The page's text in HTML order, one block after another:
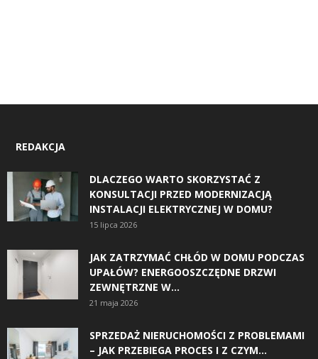
REDAKCJA
DLACZEGO WARTO SKORZYSTAĆ Z
KONSULTACJI PRZED MODERNIZACJĄ
INSTALACJI ELEKTRYCZNEJ W DOMU?
15 lipca 2026
JAK ZATRZYMAĆ CHŁÓD W DOMU PODCZAS
UPAŁÓW? ENERGOOSZCZĘDNE DRZWI
ZEWNĘTRZNE W...
21 maja 2026
SPRZEDAŻ NIERUCHOMOŚCI Z PROBLEMAMI
– JAK PRZEBIEGA PROCES I Z CZYM...